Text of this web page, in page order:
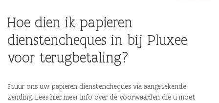
Hoe dien ik papieren
dienstencheques in bij Pluxee
voor terugbetaling?
Stuur ons uw papieren dienstencheques via aangetekende
zending. Lees hier meer info over de voorwaarden die u moet